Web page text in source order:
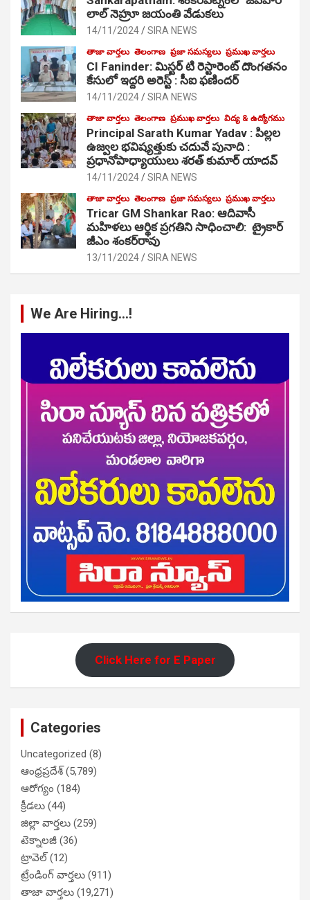
లాల్ నెహ్రూ జయంతి వేడుకలు
14/11/2024 SIRA NEWS
తాజా వార్తలు తెలంగాణ ప్రజా సమస్యలు ప్రముఖ వార్తలు
CI Faninder: మిస్టర్ టి రెస్టారెంట్ దొంగతనం
కేసులో ఇద్దరి అరెస్ట్ : సీఐ ఫణిందర్
14/11/2024 SIRA NEWS
తాజా వార్తలు తెలంగాణ ప్రముఖ వార్తలు విద్య & ఉద్యోగము
Principal Sarath Kumar Yadav : పిల్లల
ఉజ్వల భవిష్యత్తుకు చదువే పునాది :
ప్రధానోపాధ్యాయులు శరత్ కుమార్ యాదవ్
14/11/2024 SIRA NEWS
తాజా వార్తలు తెలంగాణ ప్రజా సమస్యలు ప్రముఖ వార్తలు
Tricar GM Shankar Rao: ఆదివాసీ
మహిళలు ఆర్థిక ప్రగతిని సాధించాలి: ట్రైకార్
జీఎం శంకర్‌రావు
13/11/2024 SIRA NEWS
We Are Hiring…!
Click Here for E Paper
Categories
Uncategorized (8)
ఆంధ్రప్రదేశ్(5,789)
ఆరోగ్యం (184)
క్రీడలు (44)
జిల్లా వార్తలు (259)
టెక్నాలజీ (36)
ట్రావెల్(12)
ట్రేండింగ్ వార్తలు (911)
తాజా వార్తలు (19,271)